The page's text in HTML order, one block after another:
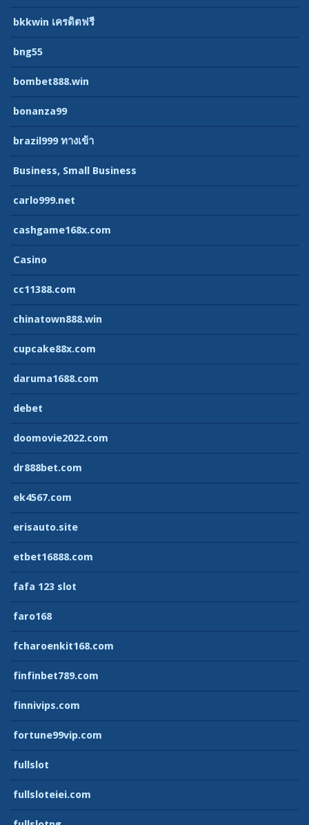
bkkwin เครดิตฟรี
bng55
bombet888.win
bonanza99
brazil999 ทางเข้า
Business, Small Business
carlo999.net
cashgame168x.com
Casino
cc11388.com
chinatown888.win
cupcake88x.com
daruma1688.com
debet
doomovie2022.com
dr888bet.com
ek4567.com
erisauto.site
etbet16888.com
fafa 123 slot
faro168
fcharoenkit168.com
finfinbet789.com
finnivips.com
fortune99vip.com
fullslot
fullsloteiei.com